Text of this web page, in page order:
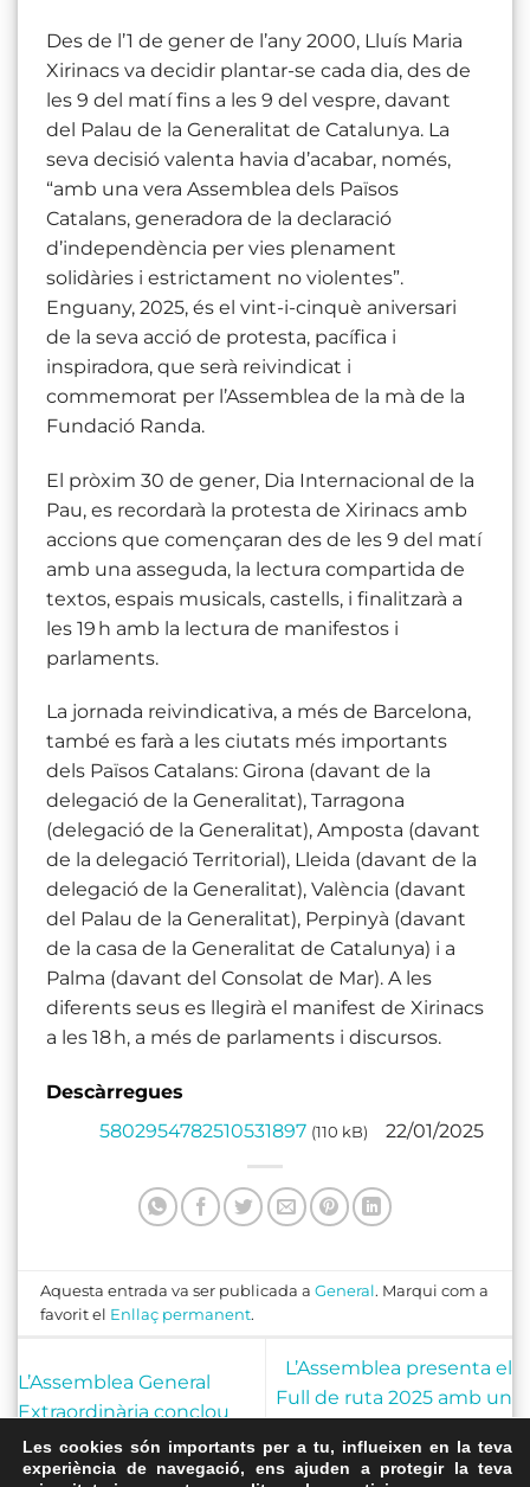
Des de l’1 de gener de l’any 2000, Lluís Maria
Xirinacs va decidir plantar-se cada dia, des de
les 9 del matí fins a les 9 del vespre, davant
del Palau de la Generalitat de Catalunya. La
seva decisió valenta havia d’acabar, només,
“amb una vera Assemblea dels Països
Catalans, generadora de la declaració
d’independència per vies plenament
solidàries i estrictament no violentes”.
Enguany, 2025, és el vint-i-cinquè aniversari
de la seva acció de protesta, pacífica i
inspiradora, que serà reivindicat i
commemorat per l’Assemblea de la mà de la
Fundació Randa.
El pròxim 30 de gener, Dia Internacional de la
Pau, es recordarà la protesta de Xirinacs amb
accions que començaran des de les 9 del matí
amb una asseguda, la lectura compartida de
textos, espais musicals, castells, i finalitzarà a
les 19 h amb la lectura de manifestos i
parlaments.
La jornada reivindicativa, a més de Barcelona,
també es farà a les ciutats més importants
dels Països Catalans: Girona (davant de la
delegació de la Generalitat), Tarragona
(delegació de la Generalitat), Amposta (davant
de la delegació Territorial), Lleida (davant de la
delegació de la Generalitat), València (davant
del Palau de la Generalitat), Perpinyà (davant
de la casa de la Generalitat de Catalunya) i a
Palma (davant del Consolat de Mar). A les
diferents seus es llegirà el manifest de Xirinacs
a les 18 h, a més de parlaments i discursos.
Descàrregues
5802954782510531897 (110 kB) 22/01/2025
Aquesta entrada va ser publicada aGeneral . Marqui com a
favorit el Enllaç permanent.
L’Assemblea General
Extraordinària conclou
amb l’aprovació del nou
Full de ruta
L’Assemblea presenta el
Full de ruta 2025 amb un
independència d’aquí a
Les cookies són importants per a tu, influeixen en la teva
experiència de navegació, ens ajuden a protegir la teva